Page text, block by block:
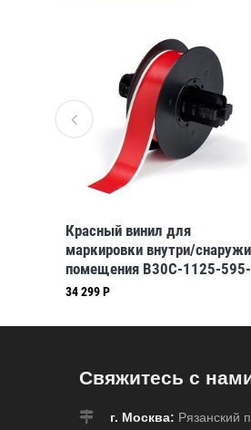
Красный винил для
маркировки внутри/снаружи
помещения B30C-1125-595-
RD, 28,58 мм * 30,48 м
34 299 Р
Свяжитесь с
г. Москва: Рязанский